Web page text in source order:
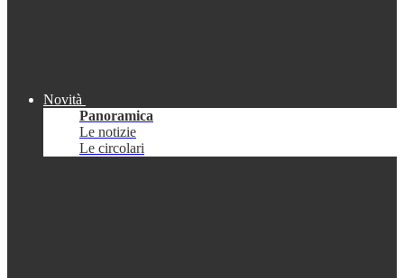
Novità
Panoramica
Le notizie
Le circolari